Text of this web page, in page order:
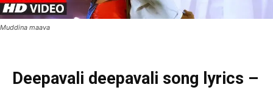
Muddina maava
Deepavali deepavali song lyrics –